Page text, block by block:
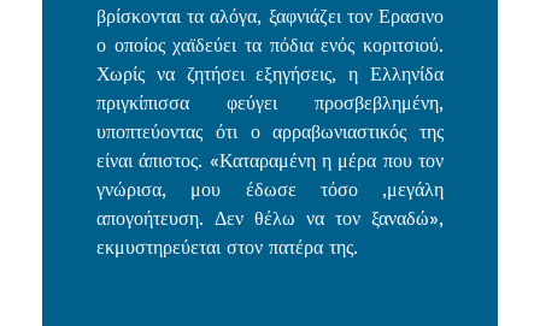
βρίσκονται τα αλόγα, ξαφνιάζει τον Ερασινο
ο οποίος χαϊδεύει τα πόδια ενός κοριτσιού.
Χωρίς να ζητήσει εξηγήσεις, η Ελληνίδα
πριγκίπισσα φεύγει προσβεβλημένη,
υποπτεύοντας ότι ο αρραβωνιαστικός της
είναι άπιστος. «Καταραμένη η μέρα που τον
γνώρισα, μου έδωσε τόσο ,μεγάλη
απογοήτευση. Δεν θέλω να τον ξαναδώ»,
εκμυστηρεύεται στον πατέρα της.